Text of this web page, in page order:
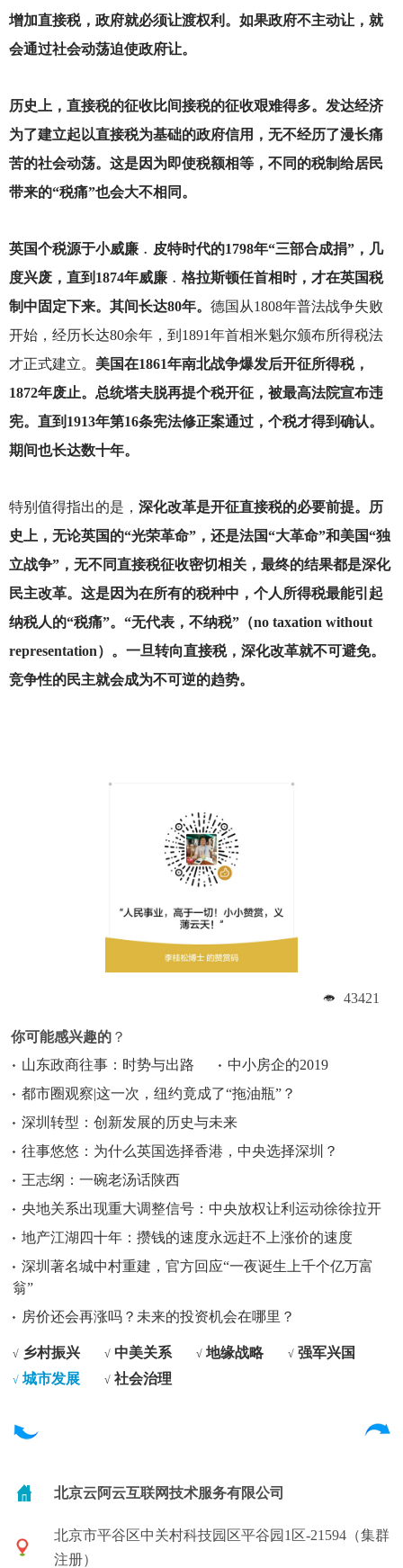
增加直接税，政府就必须让渡权利。如果政府不主动让，就
会通过社会动荡迫使政府让。
历史上，直接税的征收比间接税的征收艰难得多。发达经济
为了建立起以直接税为基础的政府信用，无不经历了漫长痛
苦的社会动荡。这是因为即使税额相等，不同的税制给居民
带来的“税痛”也会大不相同。
英国个税源于小威廉﹒皮特时代的1798年“三部合成捐”，几
度兴废，直到1874年威廉﹒格拉斯顿任首相时，才在英国税
制中固定下来。其间长达80年。 德国从1808年普法战争失败
开始，经历长达80余年，到1891年首相米魁尔颁布所得税法
才正式建立。 美国在1861年南北战争爆发后开征所得税，
1872年废止。总统塔夫脱再提个税开征，被最高法院宣布违
宪。直到1913年第16条宪法修正案通过，个税才得到确认。
期间也长达数十年。
特别值得指出的是， 深化改革是开征直接税的必要前提。历
史上，无论英国的“光荣革命”，还是法国“大革命”和美国“独
立战争”，无不同直接税征收密切相关，最终的结果都是深化
民主改革。这是因为在所有的税种中，个人所得税最能引起
纳税人的“税痛”。“无代表，不纳税”（no taxation without
representation）。一旦转向直接税，深化改革就不可避免。
竞争性的民主就会成为不可逆的趋势。
43421
你可能感兴趣的 ？
山东政商往事：时势与出路
中小房企的2019
都市圈观察|这一次，纽约竟成了“拖油瓶”？
深圳转型：创新发展的历史与未来
往事悠悠：为什么英国选择香港，中央选择深圳？
王志纲：一碗老汤话陕西
央地关系出现重大调整信号：中央放权让利运动徐徐拉开
地产江湖四十年：攒钱的速度永远赶不上涨价的速度
深圳著名城中村重建，官方回应“一夜诞生上千个亿万富
翁”
房价还会再涨吗？未来的投资机会在哪里？
√ 乡村振兴 √ 中美关系 √ 地缘战略 √ 强军兴国
√ 城市发展 √ 社会治理
北京云阿云互联网技术服务有限公司
北京市平谷区中关村科技园区平谷园1区-21594（集群
注册）